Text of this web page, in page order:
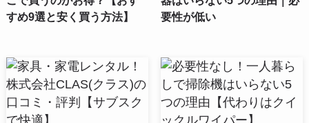
すめ9選と安く買う方法】
要性が低い